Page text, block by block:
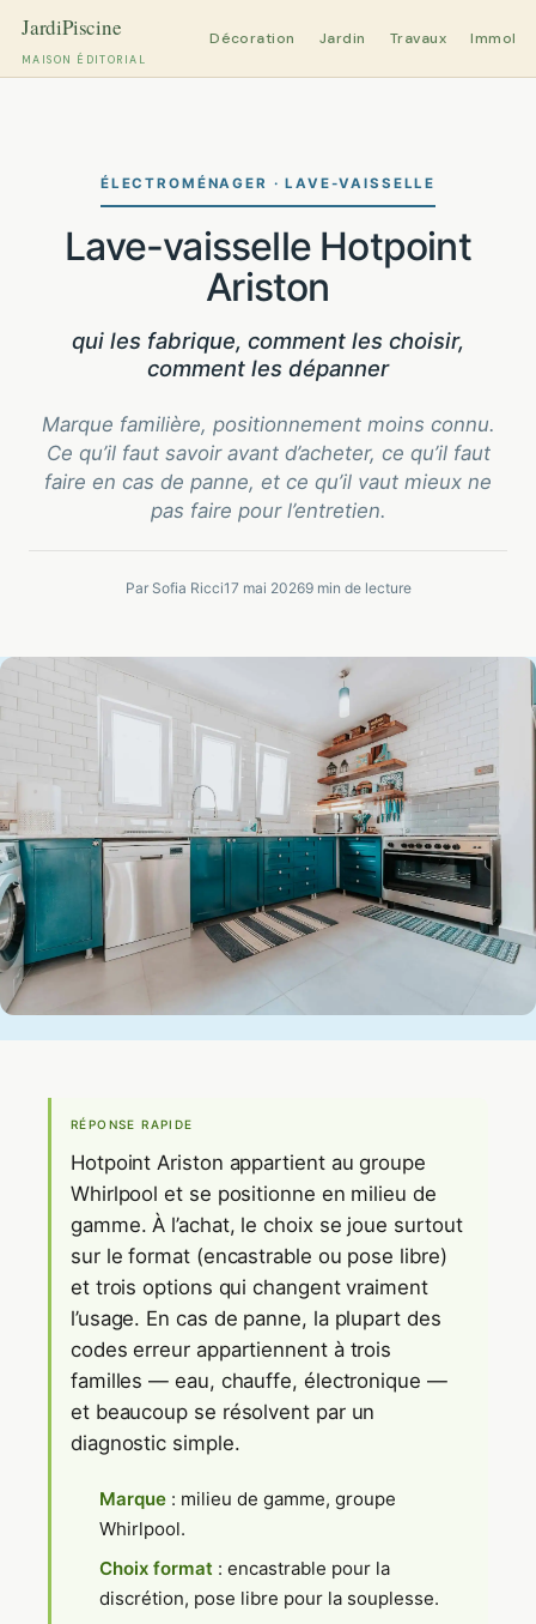
MAISON ÉDITORIAL
Décoration Jardin Travaux
ÉLECTROMÉNAGER · LAVE-VAISSELLE
Lave-vaisselle Hotpoint
Ariston
qui les fabrique, comment les choisir,
comment les dépanner
Marque familière, positionnement moins connu.
Ce qu’il faut savoir avant d’acheter, ce qu’il faut
faire en cas de panne, et ce qu’il vaut mieux ne
pas faire pour l’entretien.
Par Sofia Ricci17 mai 20269 min de lecture
RÉPONSE RAPIDE
Hotpoint Ariston appartient au groupe
Whirlpool et se positionne en milieu de
gamme. À l’achat, le choix se joue surtout
sur le format (encastrable ou pose libre)
et trois options qui changent vraiment
l’usage. En cas de panne, la plupart des
codes erreur appartiennent à trois
familles — eau, chauffe, électronique —
et beaucoup se résolvent par un
diagnostic simple.
Marque : milieu de gamme, groupe
Whirlpool.
Choix format : encastrable pour la
discrétion, pose libre pour la souplesse.